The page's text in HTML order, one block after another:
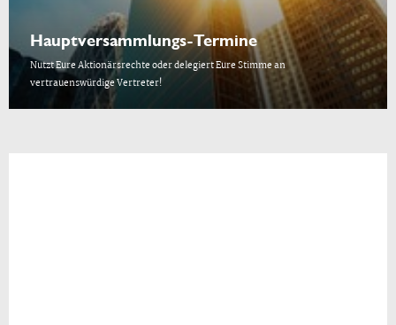
Hauptversammlungs-Termine
Nutzt Eure Aktionärsrechte oder delegiert Eure Stimme an
vertrauenswürdige Vertreter!